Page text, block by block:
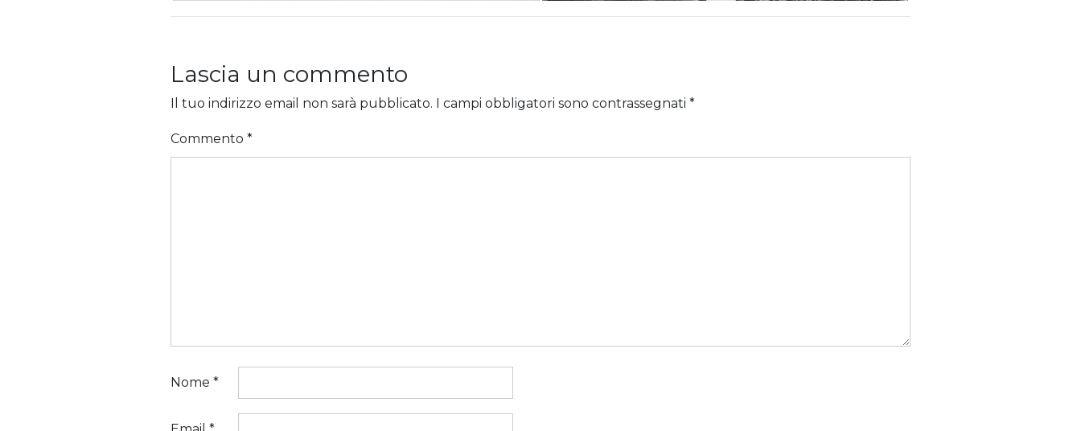
Lascia un commento
Il tuo indirizzo email non sarà pubblicato. I campi obbligatori sono contrassegnati *
Commento *
Nome *